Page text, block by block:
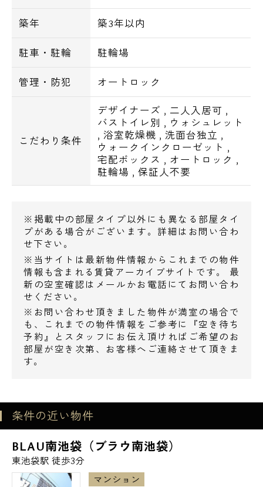
『目白』駅徒歩8分
【周辺環境】
◆miniピアゴ南池袋1丁目店 57m
◆肉のハナマサ池袋店 102m
◆クイーンズ伊勢丹目白店 413m
コンビニ
◆セブンイレブン 169m
◆ローソンストア100 169m
ドラッグストア
◆調剤薬局ツルハドラッグ 101m
◆マツモトキヨシ南池袋店 294m
◆アインズ＆トルペ池袋西武店 424m
飲食店
◆ラーメン福や 63m
◆カフェ・ベローチェ南池袋一丁目店 96m
◆カフェ・ド・クリエプラス南池袋店 249m
銀行
◆西京信用金庫雑司が谷支店 215m
◆SMBC信託銀行池袋支店 377m
築年 築3年以内
駐車・駐輪 駐輪場
管理・防犯 オートロック
こだわり条件
デザイナーズ , 二人入居可 ,
バストイレ別 , ウォシュレット
, 浴室乾燥機 , 洗面台独立 ,
ウォークインクローゼット ,
宅配ボックス , オートロック ,
駐輪場 ,保証人不要
※掲載中の部屋タイプ以外にも異なる部屋タイ
プがある場合がございます。詳細はお問い合わ
せ下さい。
※当サイトは最新物件情報からこれまでの物件
情報も含まれる賃貸アーカイブサイトです。 最
新の空室確認はメールかお電話にてお問い合わ
せください。
※お問い合わせ頂きました物件が満室の場合で
も、これまでの物件情報をご参考に『空き待ち
予約』とスタッフにお伝え頂ければご希望のお
部屋が空き次第、お客様へご連絡させて頂きま
す。
条件の近い物件
BLAU南池袋（ブラウ南池袋）
東池袋駅 徒歩3分
マンション
電話でお問い合わせ
0120-500-529
営業時間 10：00～18：00